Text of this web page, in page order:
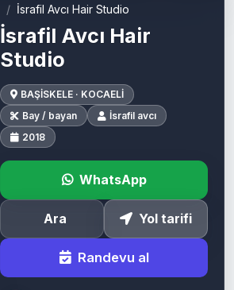
İsrafil Avcı Hair Studio
İsrafil Avcı Hair
Studio
BAŞİSKELE · KOCAELİ
Bay / bayan
İsrafil avcı
2018
WhatsApp
Ara Yol tarifi
Randevu al